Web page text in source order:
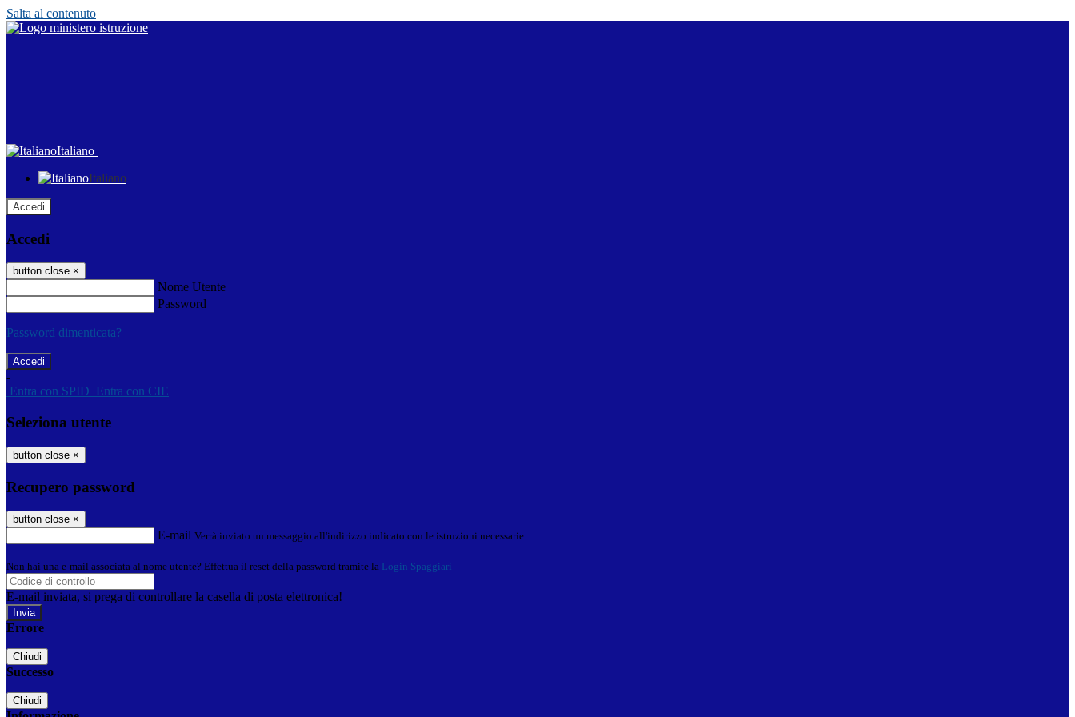
Salta al contenuto
Italiano
Italiano
Accedi
Accedi
button close ×
Nome Utente
Password
Password dimenticata?
-
Entra con SPID Entra con CIE
Seleziona utente
button close ×
Recupero password
button close ×
E-mail Verrà inviato un messaggio all'indirizzo indicato con le istruzioni necessarie.
Non hai una e-mail associata al nome utente? Effettua il reset della password tramite la Login Spaggiari
E-mail inviata, si prega di controllare la casella di posta elettronica!
Errore
Chiudi
Successo
Chiudi